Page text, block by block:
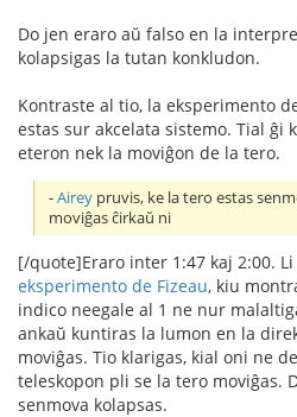
Do jen eraro aŭ falso en la
kolapsigas la tutan konkludon.
Kontraste al tio, la eksperimento
estas sur akcelata sistemo. Tial ĝi
eteron nek la moviĝon de la tero.
-Airey pruvis, ke la tero estas
moviĝas ĉirkaŭ ni
[/quote]Eraro inter 1:47 kaj 2:00.
eksperimento de Fizeau, kiu
indico neegale al 1 ne nur
ankaŭ kuntiras la lumon en la
moviĝas. Tio klarigas, kial oni ne
teleskopon pli se la tero moviĝas.
senmova kolapsas.